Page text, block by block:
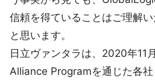
信頼を得ていることはご理解
と思います。
日立ヴァンタラは、2020年11
Alliance Programを通じた各